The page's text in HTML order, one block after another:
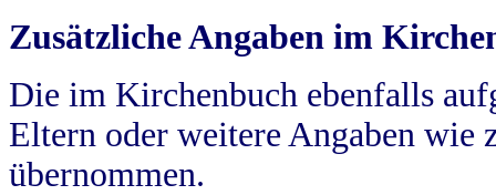
Zusätzliche Angaben im
Die im Kirchenbuch ebenfalls
Eltern oder weitere Angaben wie
übernommen.